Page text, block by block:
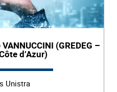
(GREDEG –
d’Azur)
Unistra